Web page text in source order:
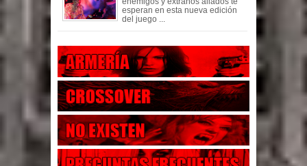
esperan en esta nueva edición
del juego ...